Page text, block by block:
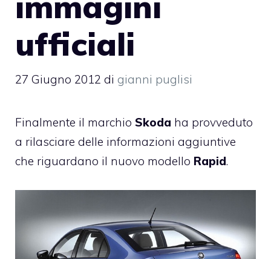
ufficiali
27 Giugno 2012 di gianni puglisi
Finalmente il marchio Skoda ha provveduto
a rilasciare delle informazioni aggiuntive
che riguardano il nuovo modello Rapid.